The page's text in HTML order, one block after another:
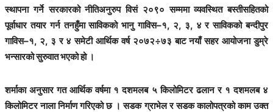
स्थापना गर्ने सरकारको नीतिअनुरुप विसं २०९० सम्ममा व्यवस्थित बस्तीसहितको
पूर्वाधार तयार गर्न तनहुँमा साविकको भानु गाविस–१, २, ३, ४ र साविकको बन्दीपुर
गाविस–१, २, ३ र ४ समेटी आर्थिक वर्ष २०७२÷७३ बाट नयाँ सहर आयोजना डुम्रे
भन्सारको सुरुवात भएको हो ।
शर्माका अनुसार गत आर्थिक वर्षमा १ दशमलब ५ किलोमिटर ढलान र १ दशमलब ४
किलोमिटर नाला निर्माण गरिएको छ । सडक ग्राभेल र सडक कालोपत्रको काम उक्त